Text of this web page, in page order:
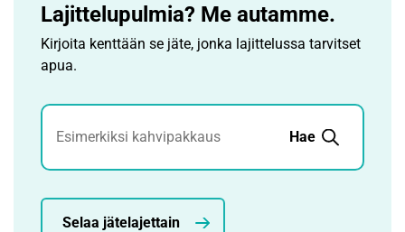
Lajittelupulmia? Me autamme.
Kirjoita kenttään se jäte, jonka lajittelussa tarvitset
apua.
Jätehaku
Hae
Selaa jätelajettain